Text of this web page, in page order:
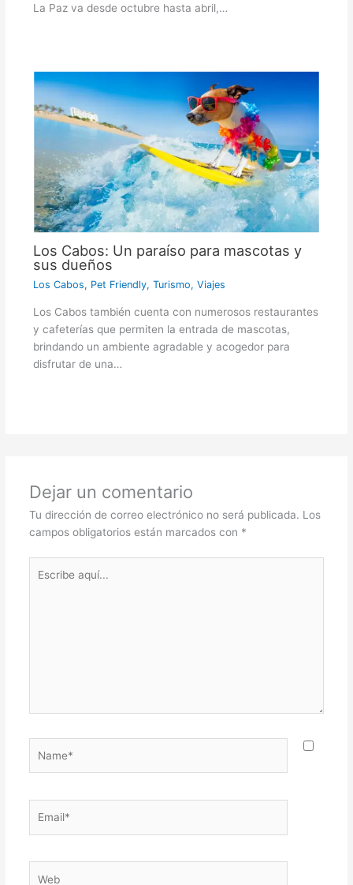
La Paz va desde octubre hasta abril,…
Los Cabos: Un paraíso para mascotas y
sus dueños
Los Cabos, Pet Friendly, Turismo, Viajes
Los Cabos también cuenta con numerosos restaurantes
y cafeterías que permiten la entrada de mascotas,
brindando un ambiente agradable y acogedor para
disfrutar de una…
Dejar un comentario
Tu dirección de correo electrónico no será publicada. Los
campos obligatorios están marcados con *
aquí...